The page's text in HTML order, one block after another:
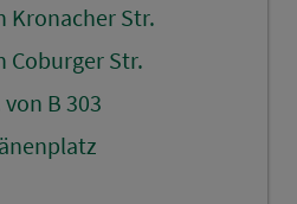
Kronacher Str.
Coburger Str.
B 303